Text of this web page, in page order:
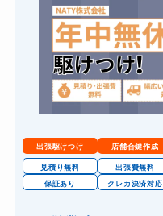
出張駆けつけ 店舗合鍵作成
見積り無料 出張費無料
保証あり
クレカ決済対応